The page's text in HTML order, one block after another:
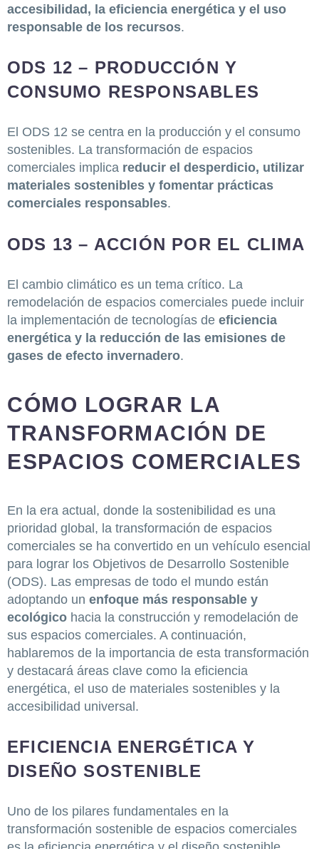
accesibilidad, la eficiencia energética y el uso
responsable de los recursos.
ODS 12 – PRODUCCIÓN Y
CONSUMO RESPONSABLES
El ODS 12 se centra en la producción y el consumo
sostenibles. La transformación de espacios
comerciales implica reducir el desperdicio, utilizar
materiales sostenibles y fomentar prácticas
comerciales responsables.
ODS 13 – ACCIÓN POR EL CLIMA
El cambio climático es un tema crítico. La
remodelación de espacios comerciales puede incluir
la implementación de tecnologías de eficiencia
energética y la reducción de las emisiones de
gases de efecto invernadero.
CÓMO LOGRAR LA
TRANSFORMACIÓN DE
ESPACIOS COMERCIALES
En la era actual, donde la sostenibilidad es una
prioridad global, la transformación de espacios
comerciales se ha convertido en un vehículo esencial
para lograr los Objetivos de Desarrollo Sostenible
(ODS). Las empresas de todo el mundo están
adoptando un enfoque más responsable y
ecológico hacia la construcción y remodelación de
sus espacios comerciales. A continuación,
hablaremos de la importancia de esta transformación
y destacará áreas clave como la eficiencia
energética, el uso de materiales sostenibles y la
accesibilidad universal.
EFICIENCIA ENERGÉTICA Y
DISEÑO SOSTENIBLE
Uno de los pilares fundamentales en la
transformación sostenible de espacios comerciales